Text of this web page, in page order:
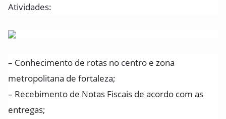
Atividades:
– Conhecimento de rotas no centro e zona
metropolitana de fortaleza;
– Recebimento de Notas Fiscais de acordo com as
entregas;